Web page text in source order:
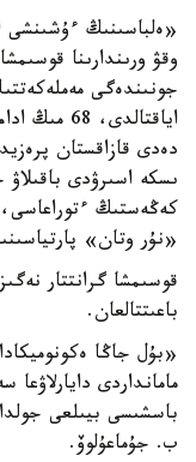
«ەلباسىنىڭ ءۇشىنشى
جونىندەگى
دەدى قازاقستان
ىسكە اسىرۋدى
كەڭەستىڭ ءتوراعاسى،
«نۇر وتان»
قوسىمشا گرانتتار
باعىتتالعان.
«بۇل جاڭا
مامانداردى
باسشىسى بيىلعى
ب. جۇماعۇلوۆ.